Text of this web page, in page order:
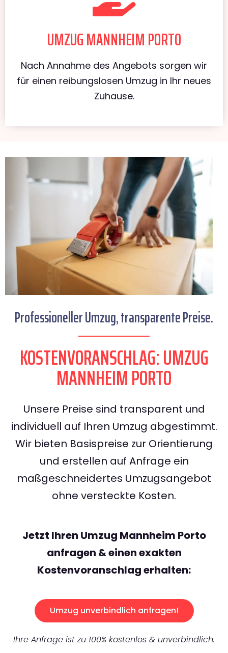
UMZUG MANNHEIM PORTO
Nach Annahme des Angebots sorgen wir
für einen reibungslosen Umzug in Ihr neues
Zuhause.
Professioneller Umzug, transparente Preise.
KOSTENVORANSCHLAG: UMZUG
MANNHEIM PORTO
Unsere Preise sind transparent und
individuell auf Ihren Umzug abgestimmt.
Wir bieten Basispreise zur Orientierung
und erstellen auf Anfrage ein
maßgeschneidertes Umzugsangebot
ohne versteckte Kosten.
Jetzt Ihren Umzug Mannheim Porto
anfragen & einen exakten
Kostenvoranschlag erhalten:
Umzug unverbindlich anfragen!
Ihre Anfrage ist zu 100% kostenlos & unverbindlich.